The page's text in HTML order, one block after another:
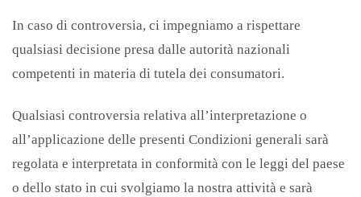
In caso di controversia, ci impegniamo a rispettare
qualsiasi decisione presa dalle autorità nazionali
competenti in materia di tutela dei consumatori.
Qualsiasi controversia relativa all’interpretazione o
all’applicazione delle presenti Condizioni generali sarà
regolata e interpretata in conformità con le leggi del paese
o dello stato in cui svolgiamo la nostra attività e sarà